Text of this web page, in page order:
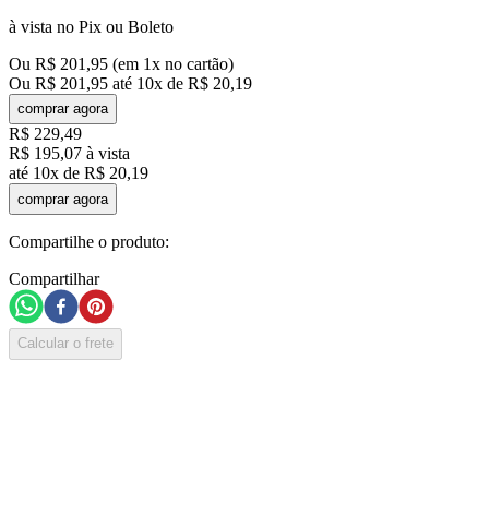
à vista no Pix ou Boleto
Ou R$ 201 ,95 (em 1x no cartão)
Ou R$ 201 ,95 até 10x de R$ 20,19
comprar agora
R$ 229,49
R$ 195,07 à vista
até 10x de R$ 20,19
comprar agora
Compartilhe o produto:
Compartilhar
Calcular o frete